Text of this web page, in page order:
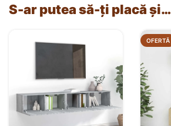
S-ar putea să-ți placă și…
OFERTĂ